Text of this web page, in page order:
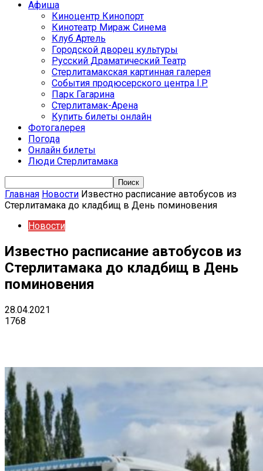
Афиша
Киноцентр Кинопорт
Кинотеатр Мираж Синема
Клуб Артель
Городской дворец культуры
Русский Драматический Театр
Стерлитамакская картинная галерея
События продюсерского центра I.P.
Парк Гагарина
Стерлитамак-Арена
Купить билеты онлайн
Фотогалерея
Погода
Онлайн билеты
Люди Стерлитамака
Главная Новости Известно расписание автобусов из
Стерлитамака до кладбищ в День поминовения
Новости
Известно расписание автобусов из
Стерлитамака до кладбищ в День
поминовения
28.04.2021
1768